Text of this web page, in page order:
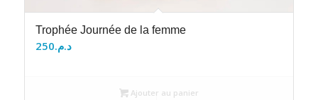
Trophée Journée de la femme
د.م.250
Ajouter au panier